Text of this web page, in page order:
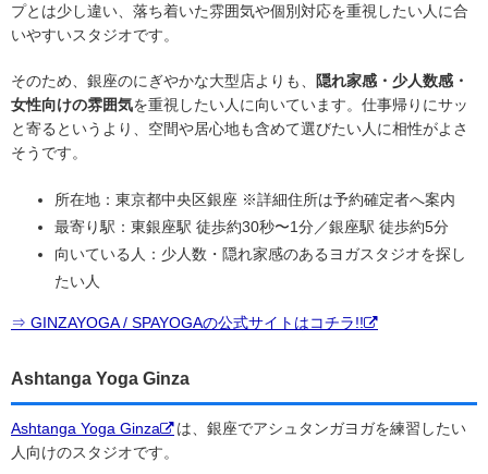
プとは少し違い、落ち着いた雰囲気や個別対応を重視したい人に合
いやすいスタジオです。
そのため、銀座のにぎやかな大型店よりも、
隠れ家感・少人数感・
女性向けの雰囲気を重視したい人に向いています。仕事帰りにサッ
と寄るというより、空間や居心地も含めて選びたい人に相性がよさ
そうです。
所在地：東京都中央区銀座 ※詳細住所は予約確定者へ案内
最寄り駅：東銀座駅 徒歩約30秒〜1分／銀座駅 徒歩約5分
向いている人：少人数・隠れ家感のあるヨガスタジオを探し
たい人
⇒ GINZAYOGA / SPAYOGAの公式サイトはコチラ!!
Ashtanga Yoga Ginza
Ashtanga Yoga Ginza
は、銀座でアシュタンガヨガを練習したい
人向けのスタジオです。